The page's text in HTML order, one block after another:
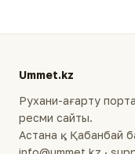
Ummet.kz
Рухани-ағарту
ресми сайты.
Астана қ., Қабанбай